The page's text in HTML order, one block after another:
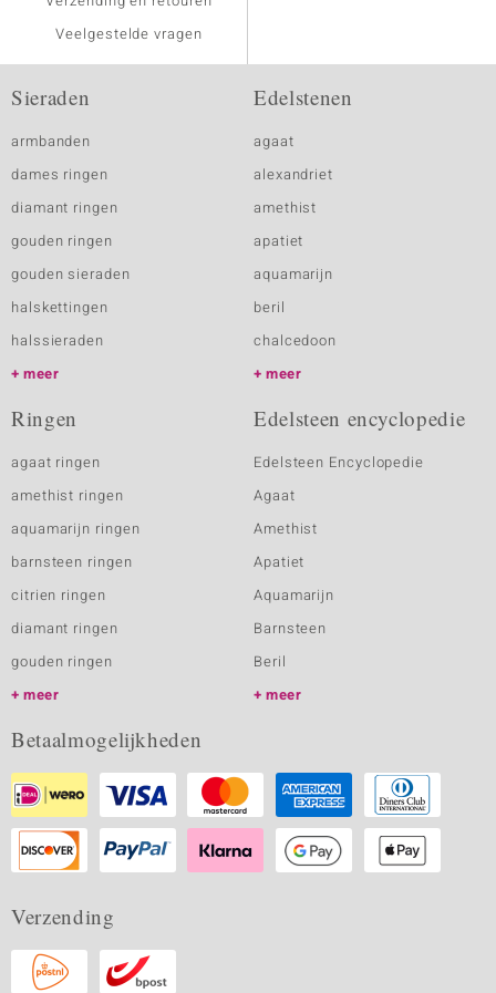
Veelgestelde vragen
Sieraden
armbanden
dames ringen
diamant ringen
gouden ringen
gouden sieraden
halskettingen
halssieraden
meer
Edelstenen
agaat
alexandriet
amethist
apatiet
aquamarijn
beril
chalcedoon
meer
Ringen
agaat ringen
amethist ringen
aquamarijn ringen
barnsteen ringen
citrien ringen
diamant ringen
gouden ringen
meer
Edelsteen encyclopedie
Edelsteen Encyclopedie
Agaat
Amethist
Apatiet
Aquamarijn
Barnsteen
Beril
meer
Betaalmogelijkheden
Verzending